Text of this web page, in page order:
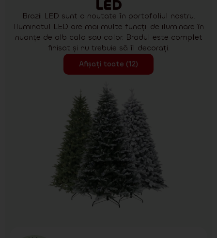
LED
Brazii LED sunt o noutate în portofoliul nostru.
Iluminatul LED are mai multe funcții de iluminare în
nuanțe de alb cald sau color. Bradul este complet
finisat și nu trebuie să îl decorați.
Afișați toate (12)